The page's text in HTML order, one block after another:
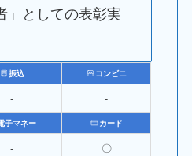
」としての表彰実
振込 コンビニ
‐ ‐
子マネー カード
‐ 〇